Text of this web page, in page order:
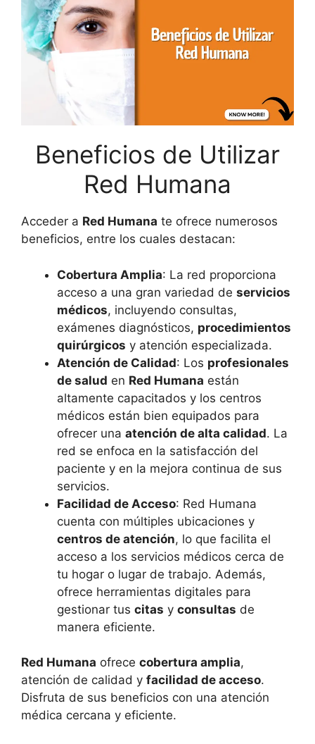
Beneficios de Utilizar
Red Humana
Acceder a Red Humana te ofrece numerosos
beneficios, entre los cuales destacan:
Cobertura Amplia: La red proporciona
acceso a una gran variedad de servicios
médicos, incluyendo consultas,
exámenes diagnósticos, procedimientos
quirúrgicos y atención especializada.
Atención de Calidad: Los profesionales
de salud en Red Humana están
altamente capacitados y los centros
médicos están bien equipados para
ofrecer una atención de alta calidad. La
red se enfoca en la satisfacción del
paciente y en la mejora continua de sus
servicios.
Facilidad de Acceso: Red Humana
cuenta con múltiples ubicaciones y
centros de atención, lo que facilita el
acceso a los servicios médicos cerca de
tu hogar o lugar de trabajo. Además,
ofrece herramientas digitales para
gestionar tus citas y consultas de
manera eficiente.
Red Humana ofrece cobertura amplia,
atención de calidad y facilidad de acceso.
Disfruta de sus beneficios con una atención
médica cercana y eficiente.